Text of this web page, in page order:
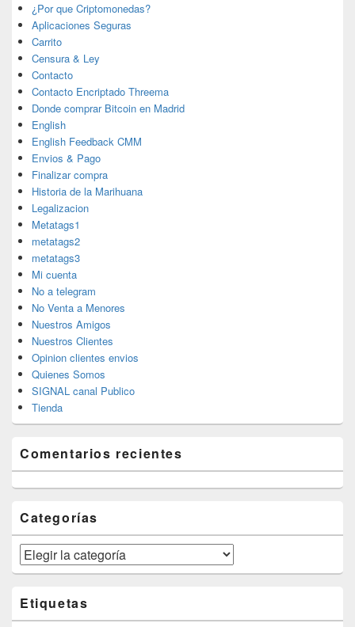
¿Por que Criptomonedas?
Aplicaciones Seguras
Carrito
Censura & Ley
Contacto
Contacto Encriptado Threema
Donde comprar Bitcoin en Madrid
English
English Feedback CMM
Envios & Pago
Finalizar compra
Historia de la Marihuana
Legalizacion
Metatags1
metatags2
metatags3
Mi cuenta
No a telegram
No Venta a Menores
Nuestros Amigos
Nuestros Clientes
Opinion clientes envios
Quienes Somos
SIGNAL canal Publico
Tienda
Comentarios recientes
Categorías
Categorías
Etiquetas